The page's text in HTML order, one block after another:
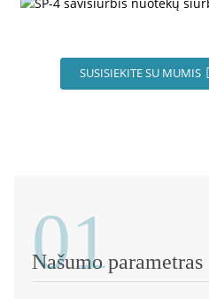
SUSISIEKITE SU MUMIS
01
Našumo parametras